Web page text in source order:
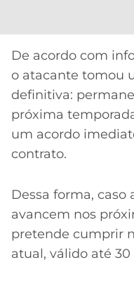
De acordo com
o atacante tomou
definitiva:
próxima
um acordo
contrato.
Dessa forma, caso
avancem nos
pretende cumprir
atual, válido até